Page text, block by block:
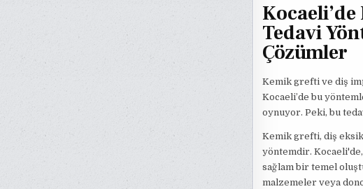
Tedavi
Çözümler
Kemik grefti ve diş
Kocaeli’de bu
oynuyor. Peki, bu
Kemik grefti, diş
yöntemdir.
sağlam bir temel
malzemeler veya